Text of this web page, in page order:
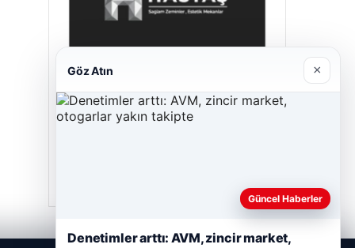
Hastaş Beton
Göz Atın ×
Güncel Haberler
Denetimler arttı: AVM, zincir market,